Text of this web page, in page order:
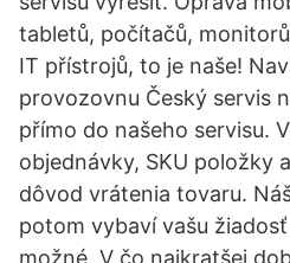
tabletů, počítačů,
IT přístrojů, to je naše!
provozovnu Český servis
přímo do našeho servisu.
objednávky, SKU položky
dôvod vrátenia tovaru.
potom vybaví vašu
možné. V čo najkratšej